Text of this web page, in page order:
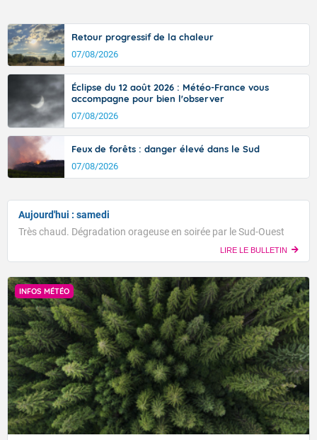
Retour progressif de la chaleur
07/08/2026
Éclipse du 12 août 2026 : Météo-France vous
accompagne pour bien l'observer
07/08/2026
Feux de forêts : danger élevé dans le Sud
07/08/2026
Aujourd'hui : samedi
Très chaud. Dégradation orageuse en soirée par le Sud-Ouest
LIRE LE BULLETIN
INFOS MÉTÉO